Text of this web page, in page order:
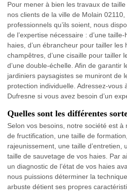
Pour mener à bien les travaux de
nos clients de la ville de Molain
professionnels qu’ils soient, nous
de l’expertise nécessaire : d’une
haies, d’un ébrancheur pour tailler les
champêtres, d’une cisaille pour tailler
d’une double-échelle. Afin de garantir
jardiniers paysagistes se muniront de
protection individuelle. Adressez-vous
Dufresne si vous avez besoin d’un
Quelles sont les différentes
Selon vos besoins, notre société est à
de fructification, une taille de
rajeunissement, une taille d’entretien,
taille de sauvetage de vos haies. Par
un diagnostic de l’état de vos haies
nous puissions déterminer la
arbuste détient ses propres